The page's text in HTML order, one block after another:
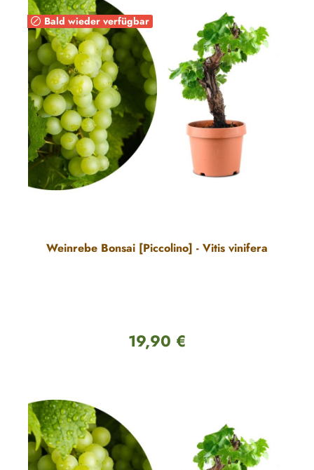
Bald wieder verfügbar
Weinrebe Bonsai [Piccolino] - Vitis vinifera
Regulärer Preis:
19,90 €